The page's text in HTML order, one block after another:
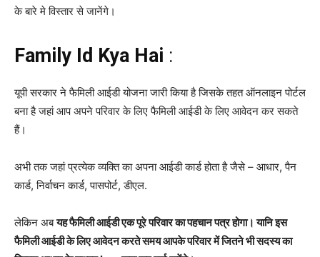
के बारे मे विस्तार से जानेंगे।
Family Id Kya Hai :
यूपी सरकार ने फैमिली आईडी योजना जारी किया है जिसके तहत ऑनलाइन पोर्टल
बना है जहां आप अपने परिवार के लिए फैमिली आईडी के लिए आवेदन कर सकते
हैं।
अभी तक जहां प्रत्येक व्यक्ति का अपना आईडी कार्ड होता है जैसे – आधार, पैन
कार्ड, निर्वाचन कार्ड, पासपोर्ट, डीएल.
लेकिन अबयह फैमिली आईडी एक पूरे परिवार का पहचान पत्र होगा। यानि इस
फैमिली आईडी के लिए आवेदन करते समय आपके परिवार में जितने भी सदस्य का